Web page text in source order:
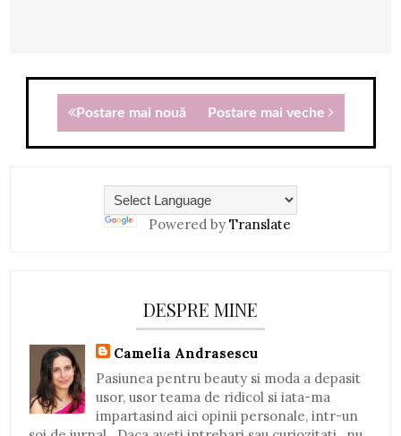
Postare mai nouă Postare mai veche
Powered by Translate
DESPRE MINE
Camelia Andrasescu
Pasiunea pentru beauty si moda a depasit
usor, usor teama de ridicol si iata-ma
impartasind aici opinii personale, intr-un